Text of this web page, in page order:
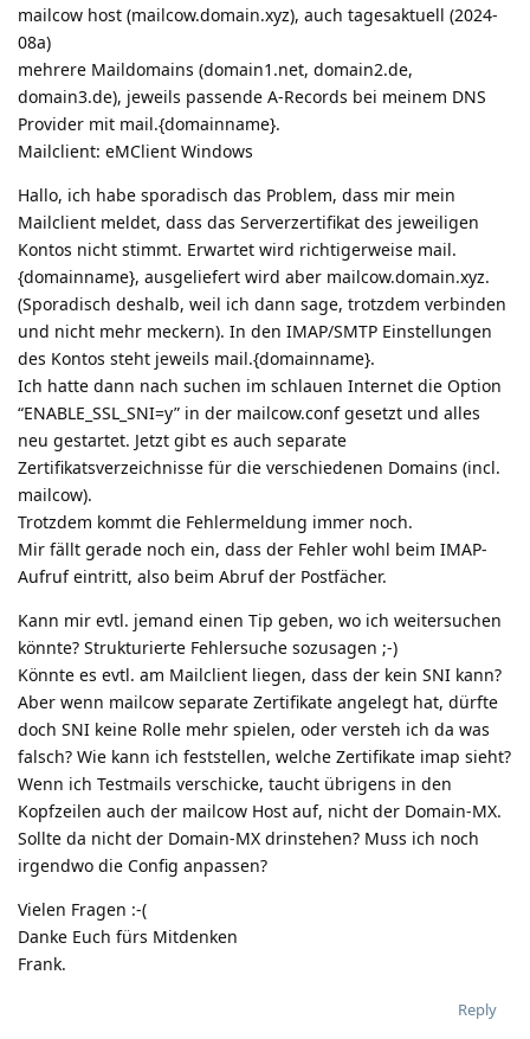
mailcow host (mailcow.domain.xyz), auch tagesaktuell (2024-
08a)
mehrere Maildomains (domain1.net, domain2.de,
domain3.de), jeweils passende A-Records bei meinem DNS
Provider mit mail.{domainname}.
Mailclient: eMClient Windows
Hallo, ich habe sporadisch das Problem, dass mir mein
Mailclient meldet, dass das Serverzertifikat des jeweiligen
Kontos nicht stimmt. Erwartet wird richtigerweise mail.
{domainname}, ausgeliefert wird aber mailcow.domain.xyz.
(Sporadisch deshalb, weil ich dann sage, trotzdem verbinden
und nicht mehr meckern). In den IMAP/SMTP Einstellungen
des Kontos steht jeweils mail.{domainname}.
Ich hatte dann nach suchen im schlauen Internet die Option
“ENABLE_SSL_SNI=y” in der mailcow.conf gesetzt und alles
neu gestartet. Jetzt gibt es auch separate
Zertifikatsverzeichnisse für die verschiedenen Domains (incl.
mailcow).
Trotzdem kommt die Fehlermeldung immer noch.
Mir fällt gerade noch ein, dass der Fehler wohl beim IMAP-
Aufruf eintritt, also beim Abruf der Postfächer.
Kann mir evtl. jemand einen Tip geben, wo ich weitersuchen
könnte? Strukturierte Fehlersuche sozusagen ;-)
Könnte es evtl. am Mailclient liegen, dass der kein SNI kann?
Aber wenn mailcow separate Zertifikate angelegt hat, dürfte
doch SNI keine Rolle mehr spielen, oder versteh ich da was
falsch? Wie kann ich feststellen, welche Zertifikate imap sieht?
Wenn ich Testmails verschicke, taucht übrigens in den
Kopfzeilen auch der mailcow Host auf, nicht der Domain-MX.
Sollte da nicht der Domain-MX drinstehen? Muss ich noch
irgendwo die Config anpassen?
Vielen Fragen :-(
Danke Euch fürs Mitdenken
Frank.
Reply